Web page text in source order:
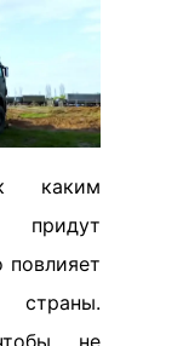
каким
придут
повлияет
страны.